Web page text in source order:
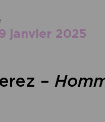
janvier 2025
–